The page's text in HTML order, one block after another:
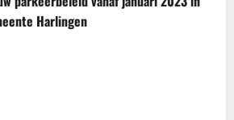
Harlingen